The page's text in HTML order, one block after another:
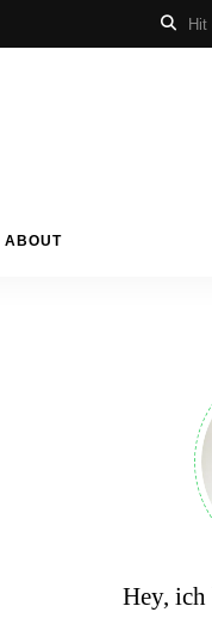
ABOUT
Hey, ich